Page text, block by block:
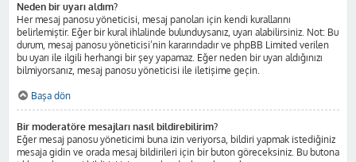
Neden bir uyarı aldım?
Her mesaj panosu yöneticisi, mesaj panoları için kendi kurallarını
belirlemiştir. Eğer bir kural ihlalinde bulunduysanız, uyarı alabilirsiniz. Not: Bu
durum, mesaj panosu yöneticisi’nin kararındadır ve phpBB Limited verilen
bu uyarı ile ilgili herhangi bir şey yapamaz. Eğer neden bir uyarı aldığınızı
bilmiyorsanız, mesaj panosu yöneticisi ile iletişime geçin.
Başa dön
Bir moderatöre mesajları nasıl bildirebilirim?
Eğer mesaj panosu yöneticimi buna izin veriyorsa, bildiri yapmak istediğiniz
mesaja gidin ve orada mesaj bildirileri için bir buton göreceksiniz. Bu butona